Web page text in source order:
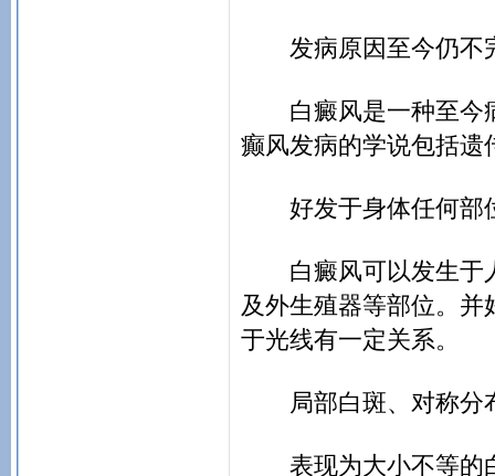
发病原因至今仍不
白癜风是一种至今病
癫风发病的学说包括遗
好发于身体任何部
白癜风可以发生于人
及外生殖器等部位。
于光线有一定关系。
局部白斑、对称分
表现为大小不等的白